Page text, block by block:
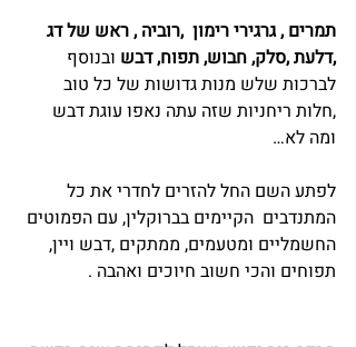
תמרים , גרגירי רימון  ,רוביה , ראש של דג
,דלעת ,סלק, חבוש, תפוח, דבש ובנוסף
לברכות שלש מנות גדושות של כל טוב
,חלות ריחניות שזה עתה נאפו עוגת דבש
ומה לא…
לפתע השם החל להזרים לחדרי את כל
המתנדבים  הקיימים בברוקלין, עם הפמוטים
החשמליים ומטעמים, ממתקים ,דבש ויין,
תפוחים והכי חשוב חיוכים ואהבה .